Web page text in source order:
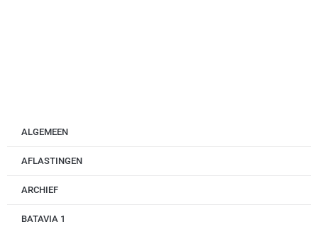
ALGEMEEN
AFLASTINGEN
ARCHIEF
BATAVIA 1